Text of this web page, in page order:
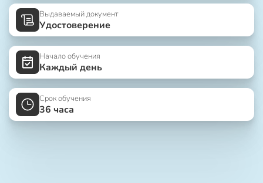
Выдаваемый документ
Удостоверение
Начало обучения
Каждый день
Срок обучения
36 часа